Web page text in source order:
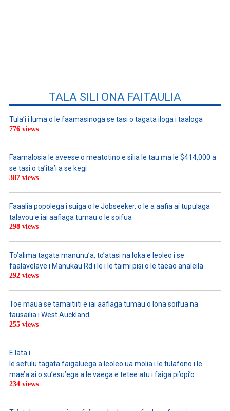
TALA SILI ONA FAITAULIA
Tula’i i luma o le faamasinoga se tasi o tagata iloga i taaloga
776 views
Faamalosia le aveese o meatotino e silia le tau ma le $414,000 a
se tasi o ta’ita’i a se kegi
387 views
Faaalia popolega i suiga o le Jobseeker, o le a aafia ai tupulaga
talavou e iai aafiaga tumau o le soifua
298 views
To’alima tagata manunu’a, to’atasi na loka e leoleo i se
faalavelave i Manukau Rd i le i le taimi pisi o le taeao analeila
292 views
Toe maua se tamaitiiti e iai aafiaga tumau o lona soifua na
tausailia i West Auckland
255 views
E lata i
le sefulu tagata faigaluega a leoleo ua molia i le tulafono i le
mae’a ai o su’esu’ega a le vaega e tetee atu i faiga pi’opi’o
234 views